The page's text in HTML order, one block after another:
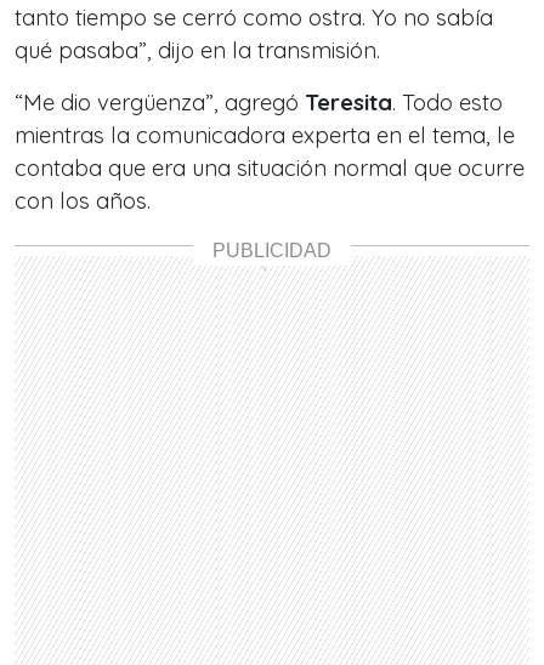
tanto tiempo se cerró como ostra. Yo no sabía
qué pasaba”, dijo en la transmisión.
“Me dio vergüenza”, agregó Teresita. Todo esto
mientras la comunicadora experta en el tema, le
contaba que era una situación normal que ocurre
con los años.